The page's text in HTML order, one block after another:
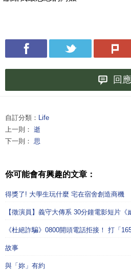
回應
自訂分類： Life
上一則： 逝
下一則： 思
你可能會有興趣的文章：
得獎了! 大學生玩什麼 宅在宿舍創造商機
【徵演員】義守大傳系 30分鐘電影短片《
《杜絕詐騙》0800開頭電話拒接！ 打「
故事
與「妳」有約